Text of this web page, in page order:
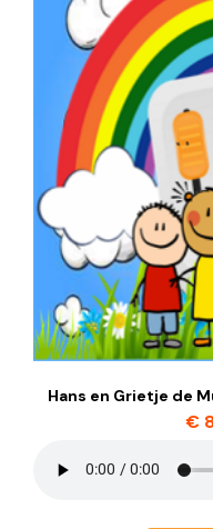
Hans en Grietje de
€